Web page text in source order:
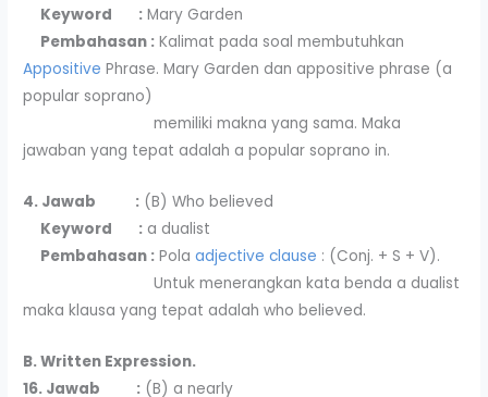
Keyword : Mary Garden
Pembahasan : Kalimat pada soal membutuhkan
AppositivePhrase. Mary Garden dan appositive phrase (a
popular soprano)
memiliki makna yang sama. Maka
jawaban yang tepat adalah a popular soprano in.
4. Jawab : (B) Who believed
Keyword : a dualist
Pembahasan : Polaadjective clause : (Conj. + S + V).
Untuk menerangkan kata benda a dualist
maka klausa yang tepat adalah who believed.
B. Written Expression.
16. Jawab : (B) a nearly